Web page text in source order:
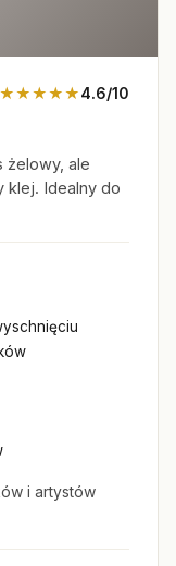
★★★★★4.6/10
żelowy, ale
klej. Idealny do
i artystów